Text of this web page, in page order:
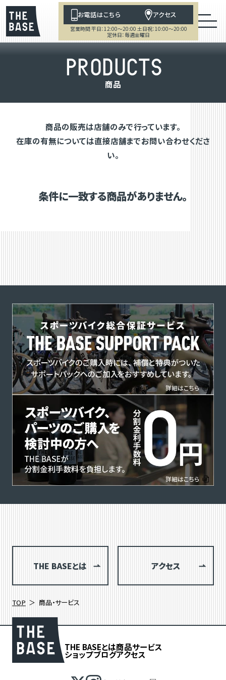
お電話はこちら アクセス
営業時間 平日：12:00～20:00 土日祝：10:00～20:00
定休日：毎週金曜日
PRODUCTS
商品
商品の販売は店舗のみで行っています。
在庫の有無については直接店舗までお問い合わせくださ
い。
条件に一致する商品がありません。
THE BASEとは アクセス
TOP 商品・サービス
THE BASEとは商品サービス
ショップブログアクセス